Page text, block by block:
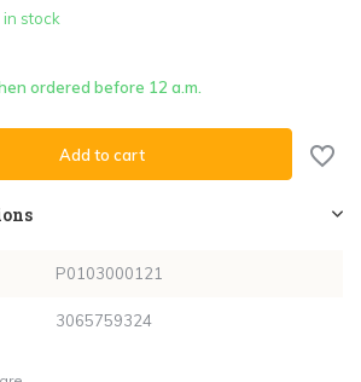
stock
ordered before 12 a.m.
Add to cart
P0103000121
3065759324